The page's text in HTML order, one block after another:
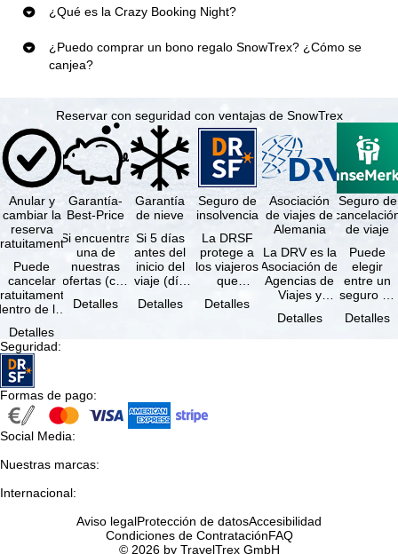
¿Qué es la Crazy Booking Night?
¿Puedo comprar un bono regalo SnowTrex? ¿Cómo se
canjea?
Reservar con seguridad con ventajas de SnowTrex
Anular y
cambiar la
reserva
Puede
cancelar
de los
a
reserva, …
Detalles
Garantía-
Best-Price
Si encuentra
una de
nuestras
ofertas (con
prestaciones
Detalles
Garantía
de nieve
Si 5 días
antes del
inicio del
viaje (día
ninguna de
Detalles
Seguro de
insolvencia
La DRSF
protege a
los viajeros
que
viaje
Detalles
Asociación
de viajes de
Alemania
La DRV es la
Asociación de
Agencias de
Viajes y
más grande
Detalles
Seguro de
de viaje
Puede
elegir
entre un
seguro de
de viaje
Detalles
Seguridad:
Formas de pago:
Social Media:
Nuestras marcas:
Internacional:
Aviso legalProtección de datosAccesibilidad
Condiciones de ContrataciónFAQ
© 2026 by TravelTrex GmbH